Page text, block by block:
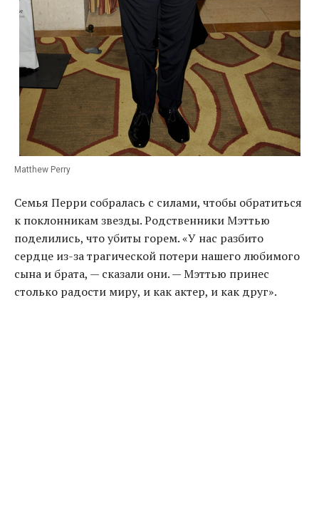
Matthew Perry
Семья Перри собралась с силами, чтобы обратиться
к поклонникам звезды. Родственники Мэттью
поделились, что убиты горем. «У нас разбито
сердце из-за трагической потери нашего любимого
сына и брата, — сказали они. — Мэттью принес
столько радости миру, и как актер, и как друг».